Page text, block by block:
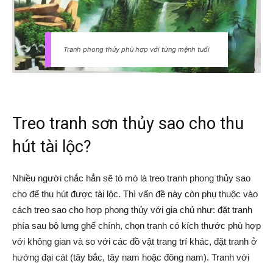
Tranh phong thủy phù hợp với từng mệnh tuổi
Treo tranh sơn thủy sao cho thu
hút tài lộc?
Nhiều người chắc hẳn sẽ tò mò là treo tranh phong thủy sao
cho để thu hút được tài lộc. Thì vấn đề này còn phụ thuộc vào
cách treo sao cho hợp phong thủy với gia chủ như: đặt tranh
phía sau bộ lưng ghế chính, chọn tranh có kích thước phù hợp
với không gian và so với các đồ vật trang trí khác, đặt tranh ở
hướng đại cát (tây bắc, tây nam hoặc đông nam). Tranh với